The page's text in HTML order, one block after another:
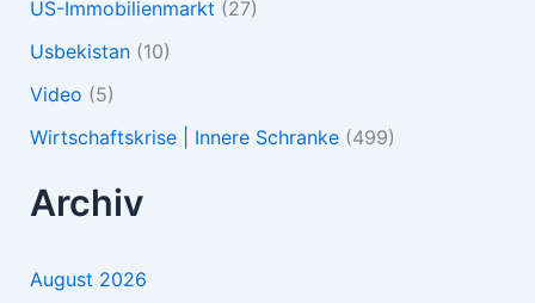
US-Immobilienmarkt (27)
Usbekistan(10)
Video (5)
Wirtschaftskrise | Innere Schranke(499)
Archiv
August 2026